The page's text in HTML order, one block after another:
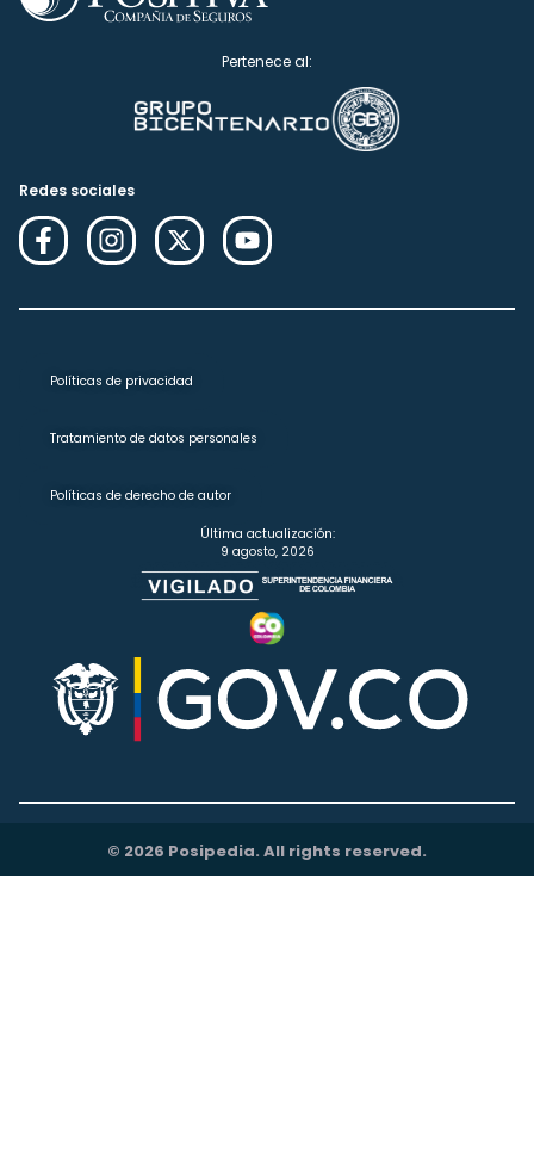
Pertenece al:
Redes sociales
Políticas de privacidad
Tratamiento de datos personales
Políticas de derecho de autor
Última actualización:
9 agosto, 2026
© 2026 Posipedia. All rights reserved.